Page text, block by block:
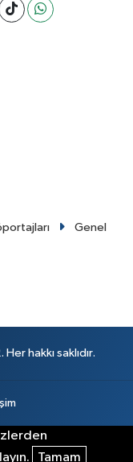
Genel
hakkı saklıdır.
Tamam